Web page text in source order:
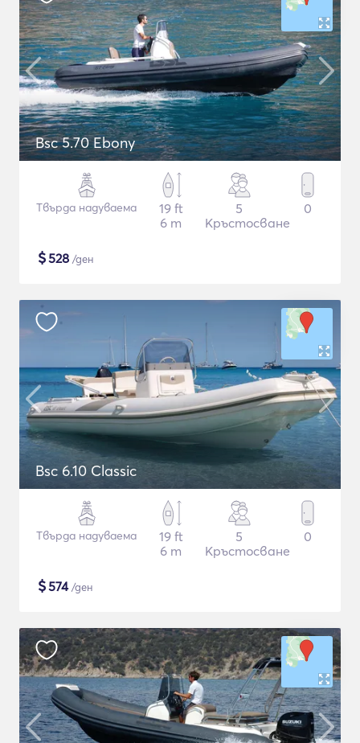
Bsc 5.70 Ebony
Твърда надуваема
19 ft
6 m
5
Кръстосване
0
$528 /ден
Bsc 6.10 Classic
Твърда надуваема
19 ft
6 m
5
Кръстосване
0
$574/ден